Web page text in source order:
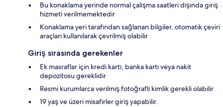
Bu konaklama yerinde normal çalışma saatleri dışında giriş
hizmeti verilmemektedir
Konaklama yeri tarafından sağlanan bilgiler, otomatik çeviri
araçları kullanılarak çevrilmiş olabilir
Giriş sırasında gerekenler
Ek masraflar için kredi kartı, banka kartı veya nakit
depozitosu gereklidir
Resmi kurumlarca verilmiş fotoğraflı kimlik gerekli olabilir
19 yaş ve üzeri misafirler giriş yapabilir.